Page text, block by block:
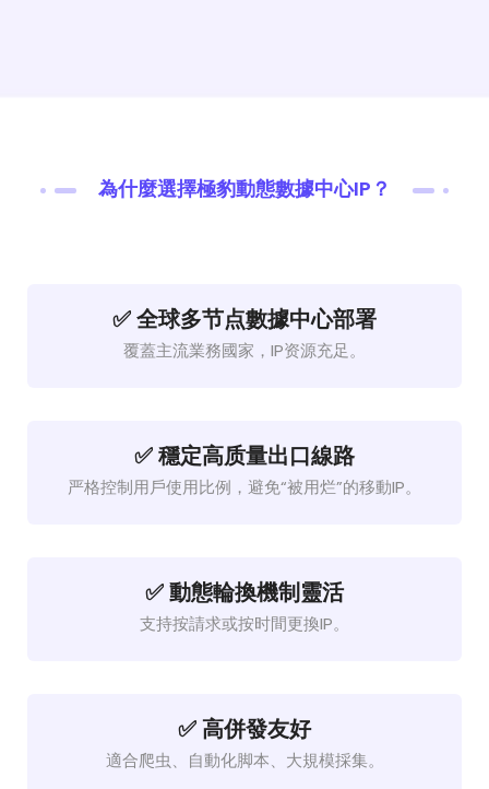
為什麼選擇極豹動態數據中心IP？
✅ 全球多节点數據中心部署
覆蓋主流業務國家，IP资源充足。
✅ 穩定高质量出口線路
严格控制用戶使用比例，避免“被用烂”的移動IP。
✅ 動態輪換機制靈活
支持按請求或按时間更換IP。
✅ 高併發友好
適合爬虫、自動化脚本、大規模採集。